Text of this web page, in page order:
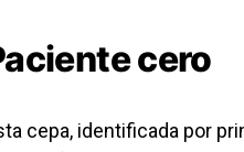
cero
cepa, identificada por